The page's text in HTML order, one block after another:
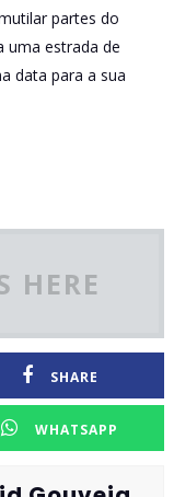
partes do
uma estrada de
data para a sua
HERE
SHARE
WHATSAPP